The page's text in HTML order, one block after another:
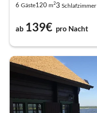
6 Gäste120 m23 Schlafzimmer
ab 139€ pro Nacht